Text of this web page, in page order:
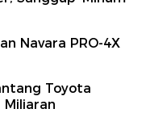
Navara PRO-4X
Toyota
Miliaran